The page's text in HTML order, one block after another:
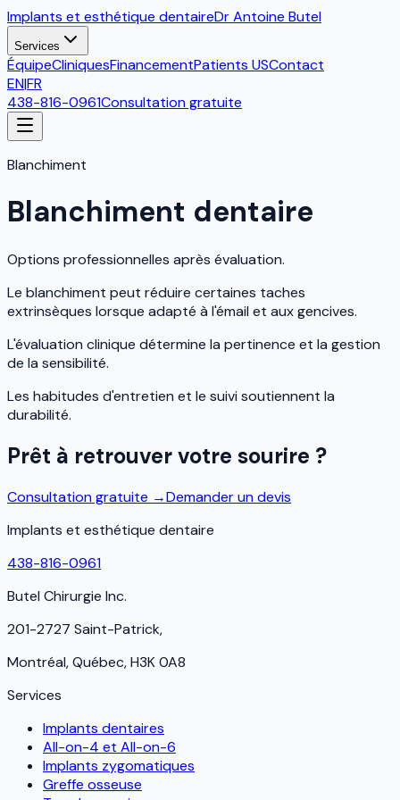
Implants et esthétique dentaireDr Antoine Butel
Services
ÉquipeCliniquesFinancementPatients USContact
EN|FR
438-816-0961Consultation gratuite
Blanchiment
Blanchiment dentaire
Options professionnelles après évaluation.
Le blanchiment peut réduire certaines taches
extrinsèques lorsque adapté à l'émail et aux gencives.
L'évaluation clinique détermine la pertinence et la gestion
de la sensibilité.
Les habitudes d'entretien et le suivi soutiennent la
durabilité.
Prêt à retrouver votre sourire ?
Consultation gratuite →Demander un devis
Implants et esthétique dentaire
438-816-0961
Butel Chirurgie Inc.
201-2727 Saint-Patrick,
Montréal, Québec, H3K 0A8
Services
Implants dentaires
All-on-4 et All-on-6
Implants zygomatiques
Greffe osseuse